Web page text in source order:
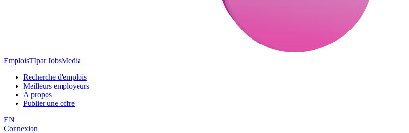
EmploisTIpar JobsMedia
Recherche d'emplois
Meilleurs employeurs
À propos
Publier une offre
EN
Connexion